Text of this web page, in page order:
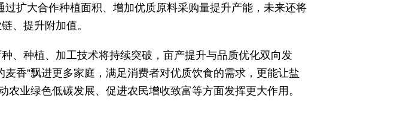
扩大合作种植面积、增加优质原料采购量提升产能，未来还将
、提升附加值。
、种植、加工技术将持续突破，亩产提升与品质优化双向发
香”飘进更多家庭，满足消费者对优质饮食的需求，更能让盐
业绿色低碳发展、促进农民增收致富等方面发挥更大作用。